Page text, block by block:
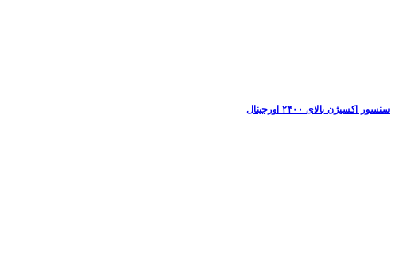
سنسور اکسیژن بالای ۲۴۰۰ اورجینال